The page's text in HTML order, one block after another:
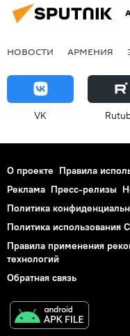
НОВОСТИ АРМЕНИЯ
VK
О проекте Правила
Реклама Пресс-релизы
Политика
Политика использования
Правила применения
технологий
Обратная связь